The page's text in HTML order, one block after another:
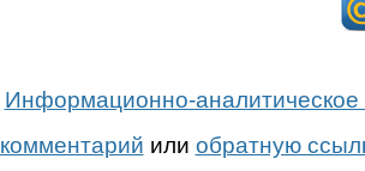
Информационно-аналитическое
комментарий или обратную